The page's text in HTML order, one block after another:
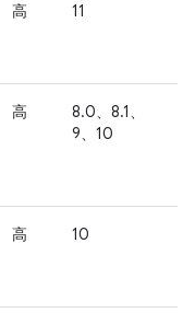
高 11
高
8.0、8.1、
9、10
高 10